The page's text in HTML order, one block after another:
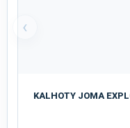
‹
KALHOTY JOMA